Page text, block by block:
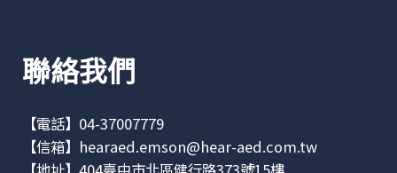
聯絡我們
【電話】04-37007779
【信箱】 hearaed.emson@hear-aed.com.tw